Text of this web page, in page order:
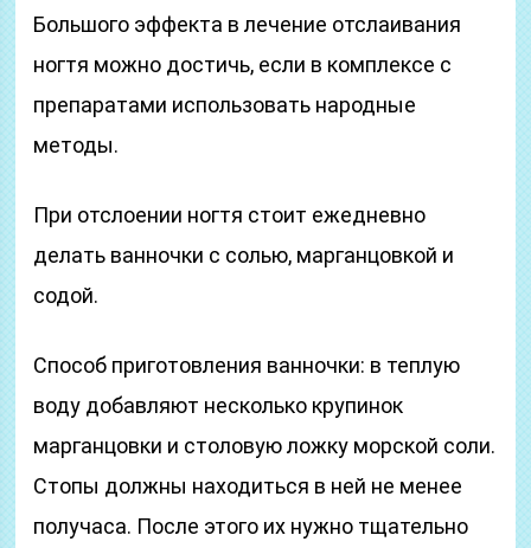
Большого эффекта в лечение отслаивания
ногтя можно достичь, если в комплексе с
препаратами использовать народные
методы.
При отслоении ногтя стоит ежедневно
делать ванночки с солью, марганцовкой и
содой.
Способ приготовления ванночки: в теплую
воду добавляют несколько крупинок
марганцовки и столовую ложку морской соли.
Стопы должны находиться в ней не менее
получаса. После этого их нужно тщательно